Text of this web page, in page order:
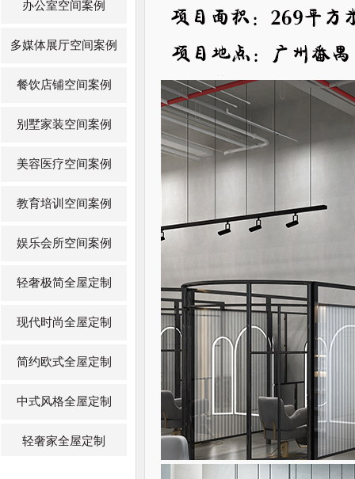
办公室空间案例
多媒体展厅空间案例
餐饮店铺空间案例
别墅家装空间案例
美容医疗空间案例
教育培训空间案例
娱乐会所空间案例
轻奢极简全屋定制
现代时尚全屋定制
简约欧式全屋定制
中式风格全屋定制
轻奢家全屋定制